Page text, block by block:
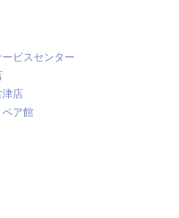
ビスセンター
津店
ペア館